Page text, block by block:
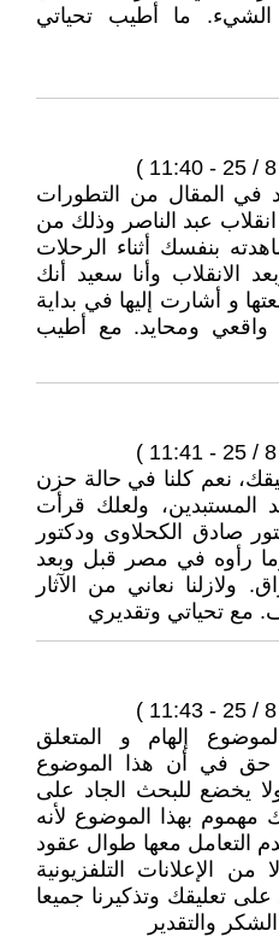
الشيء. ما أطيب تحياتي
في المقال من التطورات
عبد الناصر وذلك من
بنفسك أثناء الرحلات
الانقلاب وأنا سعيد أنك
و أشارت إليها في بداية
واقعي ومحايد. مع أطيب
نعم كلنا في حالة حزن
المستبدين، ولعلك قرأت
صادق الكحلاوى ودكتور
رأوه في مصر قبل وبعد
ولازلنا نعاني من الآثار
مع تحياتي وتقديري
إلهام و المتعلق
حق في أن هذا الموضوع
ولا يخضع للبحث الجاد على
مهموم بهذا الموضوع لأنه
التعامل معها طوال عقود
الإعلانات التلفزيونية
تعليقك وتذكيرنا جميعا
والتقدير